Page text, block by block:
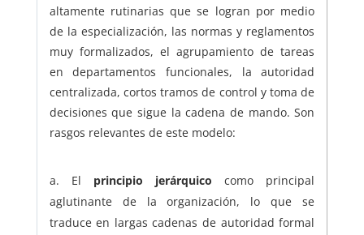
altamente rutinarias que se logran por medio
de la especialización, las normas y reglamentos
muy formalizados, el agrupamiento de tareas
en departamentos funcionales, la autoridad
centralizada, cortos tramos de control y toma de
decisiones que sigue la cadena de mando. Son
rasgos relevantes de este modelo:
El principio jerárquico como principal
aglutinante de la organización, lo que se
traduce en largas cadenas de autoridad formal